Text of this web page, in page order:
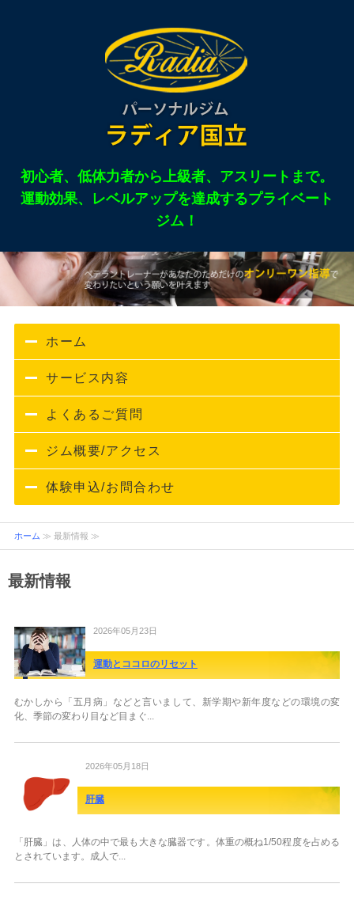
初心者、低体力者から上級者、アスリートまで。
運動効果、レベルアップを達成するプライベート
ジム！
ホーム
サービス内容
よくあるご質問
ジム概要/アクセス
体験申込/お問合わせ
ホーム ≫ 最新情報 ≫
最新情報
2026年05月23日
運動とココロのリセット
むかしから「五月病」などと言いまして、新学期や新年度などの環境の変
化、季節の変わり目など目まぐ...
2026年05月18日
肝臓
「肝臓」は、人体の中で最も大きな臓器です。体重の概ね1/50程度を占める
とされています。成人で...